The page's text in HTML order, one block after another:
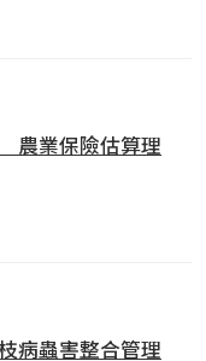
農業保險估算理
病蟲害整合管理